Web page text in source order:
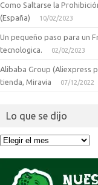
Como Saltarse la
(España)
10/02/2023
Un pequeño paso para un
tecnologica.
02/02/2023
Alibaba Group (Aliexpress
tienda, Miravia
07/12/2022
Lo que se dijo
Lo